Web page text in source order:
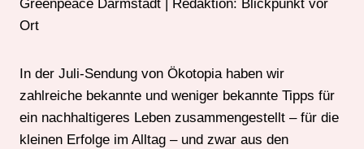
Greenpeace Darmstadt | Redaktion: Blickpunkt vor
Ort
In der Juli-Sendung von Ökotopia haben wir
zahlreiche bekannte und weniger bekannte Tipps für
ein nachhaltigeres Leben zusammengestellt – für die
kleinen Erfolge im Alltag – und zwar aus den